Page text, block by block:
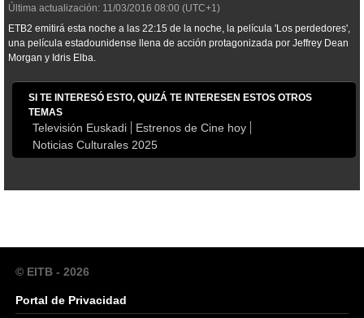
Última actualización: 11/03/2016 08:00 (UTC+1)
ETB2 emitirá esta noche a las 22:15 de la noche, la película 'Los perdedores',
una película estadounidense llena de acción protagonizada por Jeffrey Dean
Morgan y Idris Elba.
SI TE INTERESÓ ESTO, QUIZÁ TE INTERESEN ESTOS OTROS
TEMAS
Televisión Euskadi
Estrenos de Cine hoy
Noticias Culturales 2025
© EITB - 2026
Portal de Privacidad